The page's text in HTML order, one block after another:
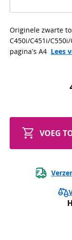
Originele zwarte
C450i/C451i/
pagina's A4 Lees
VOEG